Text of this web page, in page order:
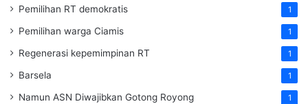
Pemilihan RT demokratis 1
Pemilihan warga Ciamis 1
Regenerasi kepemimpinan RT 1
Barsela 1
Namun ASN Diwajibkan Gotong Royong 1